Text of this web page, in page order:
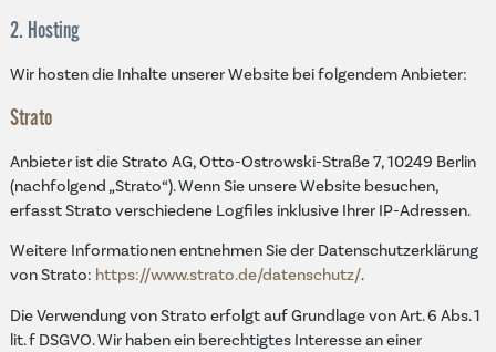
2. Hosting
Wir hosten die Inhalte unserer Website bei folgendem Anbieter:
Strato
Anbieter ist die Strato AG, Otto-Ostrowski-Straße 7, 10249 Berlin
(nachfolgend „Strato“). Wenn Sie unsere Website besuchen,
erfasst Strato verschiedene Logfiles inklusive Ihrer IP-Adressen.
Weitere Informationen entnehmen Sie der Datenschutzerklärung
von Strato: https://www.strato.de/datenschutz/.
Die Verwendung von Strato erfolgt auf Grundlage von Art. 6 Abs. 1
lit. f DSGVO. Wir haben ein berechtigtes Interesse an einer